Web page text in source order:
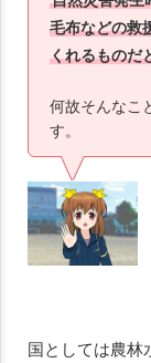
毛布などの救
くれるものだ
何故そんなこ
す。
国としては農林